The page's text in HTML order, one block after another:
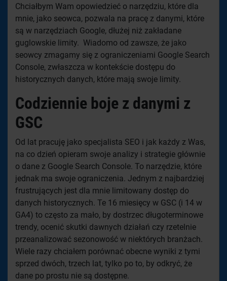
Chciałbym Wam opowiedzieć o narzędziu, które dla
mnie, jako seowca, pozwala na pracę z danymi, które
są w narzędziach Google, dłużej niż zakładane
guglowskie limity. Wiadomo od zawsze, że jako
seowcy zmagamy się z ograniczeniami Google Search
Console, zwłaszcza w kontekście dostępu do
historycznych danych, które mają swoje limity.
Codziennie boje z danymi z
GSC
Od lat pracuję jako specjalista SEO i jak każdy z Was,
na co dzień opieram swoje analizy i strategie głównie
o dane z Google Search Console. To narzędzie, które
jednak ma swoje ograniczenia. Jednym z najbardziej
frustrujących jest dla mnie limitowany dostęp do
danych historycznych. Te 16 miesięcy w GSC (i 14 w
GA4) to często za mało, by dostrzec długoterminowe
trendy, ocenić skutki dawnych działań czy rzetelnie
przeanalizować sezonowość w niektórych branżach.
Wiele razy chciałem porównać obecne wyniki z tymi
sprzed dwóch, trzech lat, tylko po to, by odkryć, że
dane po prostu nie są dostępne.